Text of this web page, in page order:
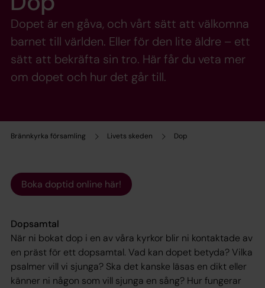
Brännkyrka församling Livets skeden Dop
Dopet är en gåva, och vårt sätt att välkomna
barnet till världen. Eller för den lite äldre – ett
sätt att bekräfta sin tro. Här får du veta mer
om dopet och hur det går till.
Boka doptid online här!
Dopsamtal
När ni bokat dop i en av våra kyrkor blir ni kontaktade av
en präst för ett dopsamtal. Vad kan dopet betyda? Vilka
psalmer vill vi sjunga? Ska det kanske läsas en dikt eller
känner ni någon som vill sjunga en sång? Hur fungerar